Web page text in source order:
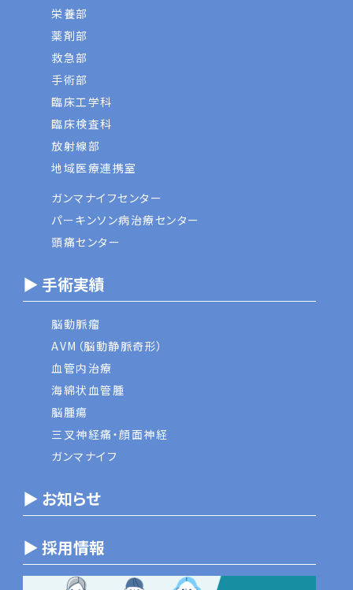
栄養部
薬剤部
救急部
手術部
臨床工学科
臨床検査科
放射線部
地域医療連携室
ガンマナイフセンター
パーキンソン病治療センター
頭痛センター
▶ 手術実績
脳動脈瘤
AVM（脳動静脈奇形）
血管内治療
海綿状血管腫
脳腫瘍
三叉神経痛・顔面神経
ガンマナイフ
▶ お知らせ
▶ 採用情報